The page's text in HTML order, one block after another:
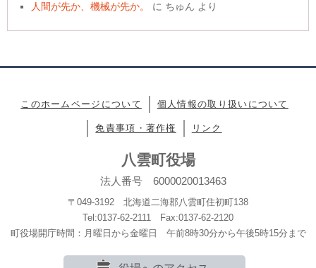
人間が先か、機械が先か。
に ちゅん より
このホームページについて 個人情報の取り扱いについて
免責事項・著作権 リンク
八雲町役場
法人番号 6000020013463
〒049-3192 北海道二海郡八雲町住初町138
Tel:0137-62-2111 Fax:0137-62-2120
町役場開庁時間：月曜日から金曜日 午前8時30分から午後5時15分まで